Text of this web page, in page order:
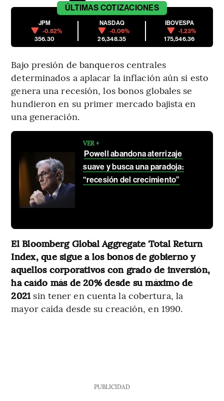
ÚLTIMAS COTIZACIONES
JPM
-0.82%
356.30
NASDAQ
-0.06%
26,348.35
IBOVESPA
-1.23%
175,546.36
Bajo presión de banqueros centrales
determinados a aplacar la inflación aún si esto
genera una recesión, los bonos globales se
hundieron en su primer mercado bajista en
una generación.
VER +
Powell abandona aterrizaje
suave y busca una paradoja:
“recesión del crecimiento”
El Bloomberg Global Aggregate Total Return
Index, que sigue a los bonos de gobierno y
aquellos corporativos con grado de inversión,
ha caído más de 20% desde su máximo de
2021 sin tener en cuenta la cobertura, la
mayor caída desde su creación, en 1990.
PUBLICIDAD